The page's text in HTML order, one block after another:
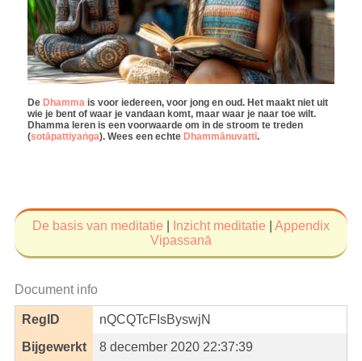
DeDhamma is voor iedereen, voor jong en oud. Het maakt niet uit
wie je bent of waar je vandaan komt, maar waar je naar toe wilt.
Dhamma leren is een voorwaarde om in de stroom te treden
(sotāpattiyaṅga). Wees een echteDhammānuvattī.
De basis van meditatie Inzicht meditatie
Appendix
Vipassanā
Document info
RegID
nQCQTcFIsByswjN
Bijgewerkt
8 december 2020 22:37:39